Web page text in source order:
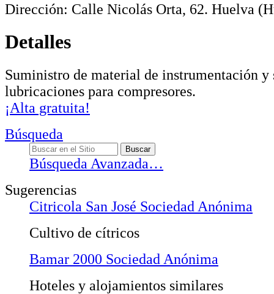
Dirección: Calle Nicolás Orta, 62. Huelva
Detalles
Suministro de material de instrumentación y
lubricaciones para compresores.
¡Alta gratuita!
Búsqueda
Búsqueda Avanzada…
Sugerencias
Citricola San José Sociedad Anónima
Cultivo de cítricos
Bamar 2000 Sociedad Anónima
Hoteles y alojamientos similares